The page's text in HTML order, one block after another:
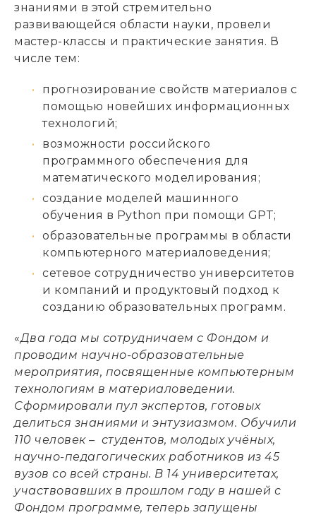
знаниями в этой стремительно
развивающейся области науки, провели
мастер-классы и практические занятия. В
числе тем:
прогнозирование свойств материалов с
помощью новейших информационных
технологий;
возможности российского
программного обеспечения для
математического моделирования;
создание моделей машинного
обучения в Python при помощи GPT;
образовательные программы в области
компьютерного материаловедения;
сетевое сотрудничество университетов
и компаний и продуктовый подход к
созданию образовательных программ.
«Два года мы сотрудничаем с Фондом и
проводим научно-образовательные
мероприятия, посвященные компьютерным
технологиям в материаловедении.
Сформировали пул экспертов, готовых
делиться знаниями и энтузиазмом. Обучили
110 человек – студентов, молодых учёных,
научно-педагогических работников из 45
вузов со всей страны. В 14 университетах,
участвовавших в прошлом году в нашей с
Фондом программе, теперь запущены